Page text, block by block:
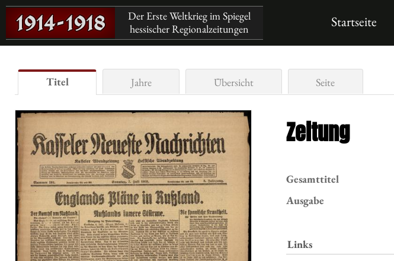
Der Erste Weltkrieg im Spiegel
hessischer Regionalzeitungen
Startseite
Titel Jahre Übersicht Seite
Zeitung
Gesamttitel
Ausgabe
Links